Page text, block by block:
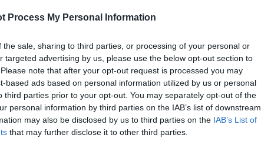
Process My Personal Information
the sale, sharing to third parties, or processing of your personal or
targeted advertising by us, please use the below opt-out section to
note that after your opt-out request is processed you may
based ads based on personal information utilized by us or personal
third parties prior to your opt-out. You may separately opt-out of the
personal information by third parties on the IAB’s list of downstream
may also be disclosed by us to third parties on the IAB’s List of
that may further disclose it to other third parties.